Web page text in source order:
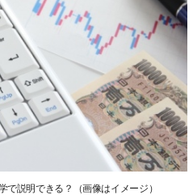
説明できる？（画像はイメージ）